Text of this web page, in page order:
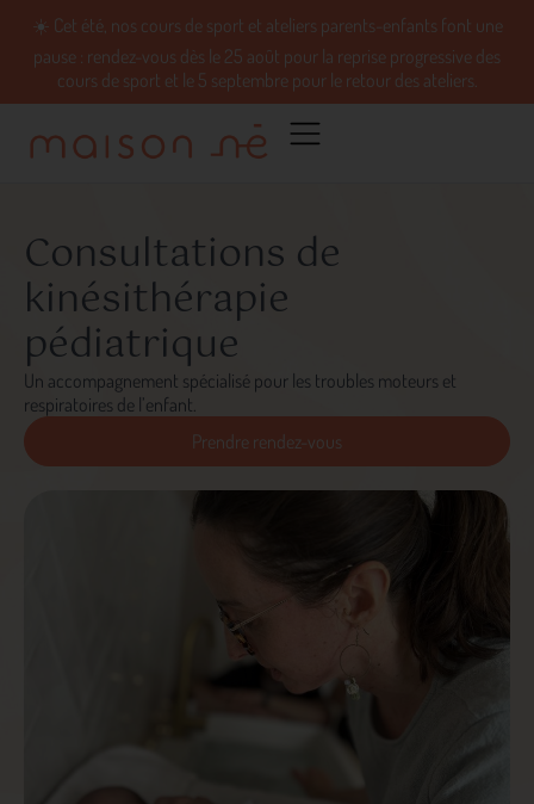
☀️ Cet été, nos cours de sport et ateliers parents-enfants font une
pause : rendez-vous dès le 25 août pour la reprise progressive des
cours de sport et le 5 septembre pour le retour des ateliers.
Consultations de
kinésithérapie
pédiatrique
Un accompagnement spécialisé pour les troubles moteurs et
respiratoires de l’enfant.
Prendre rendez-vous